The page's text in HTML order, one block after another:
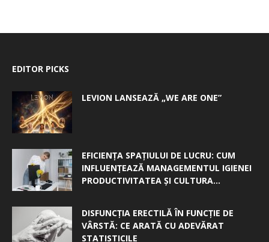
EDITOR PICKS
LEVION LANSEAZĂ „WE ARE ONE”
EFICIENȚA SPAȚIULUI DE LUCRU: CUM
INFLUENȚEAZĂ MANAGEMENTUL IGIENEI
PRODUCTIVITATEA ȘI CULTURA...
DISFUNCȚIA ERECTILĂ ÎN FUNCȚIE DE
VÂRSTĂ: CE ARATĂ CU ADEVĂRAT
STATISTICILE